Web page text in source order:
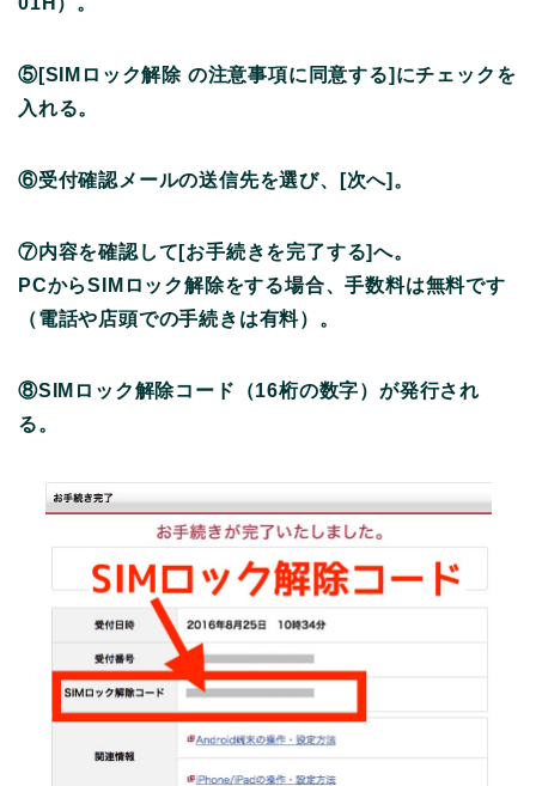
⑤[SIMロック解除 の注意事項に同意する]にチェックを
入れる。
⑥受付確認メールの送信先を選び、[次へ]。
⑦内容を確認して[お手続きを完了する]へ。
PCからSIMロック解除をする場合、手数料は無料です
（電話や店頭での手続きは有料）。
⑧SIMロック解除コード（16桁の数字）が発行され
る。